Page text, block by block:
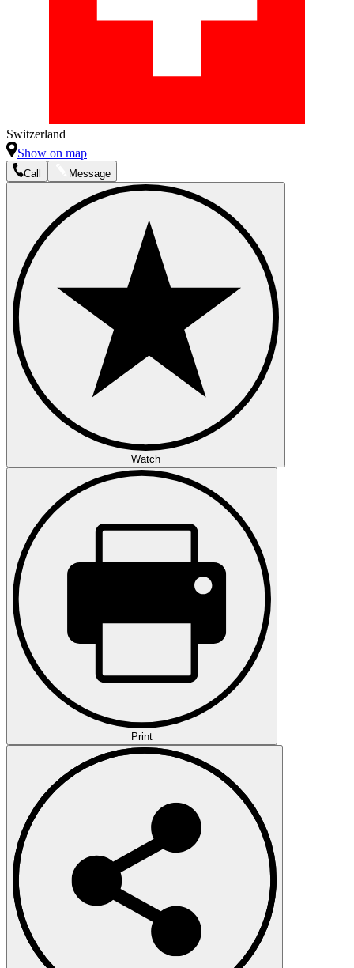
Switzerland
Show on map
Call Message
Watch
Print